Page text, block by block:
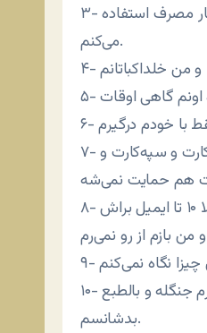
۳- ایشون روزنامه‌نگارن در حالی که من از روزنامه فقط برای پاک کردن شیشه و سفره یه بار مصرف استفاده
می‌کنم.
۷- از وبلاگ ایشون با ویزاکارت و مسترکارت حمایت می‌شه در حالی که از وبلاگ من با ملی‌کارت و سپه‌کارت و
۸- ایشون اگه به من ایمیل بدن من جوابشو می‌دم وگرنه بهش برمی‌خوره اما من تا حالا ۱۰ تا ایمیل براش
۱۰- از همه مهم‌تر ایشون کچل تشریف دارن و طبعاً خوش شانس در حالی که من روی سرم جنگله و بالطبع
بدشانسم.